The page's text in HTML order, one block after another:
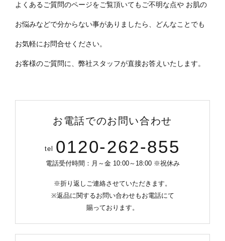
よくあるご質問のページをご覧頂いてもご不明な点や お肌の
お悩みなどで分からない事がありましたら、どんなことでも
お気軽にお問合せください。
お客様のご質問に、弊社スタッフが直接お答えいたします。
お電話でのお問い合わせ
tel 0120-262-855
電話受付時間：月～金 10:00～18:00 ※祝休み
※折り返しご連絡させていただきます。
※返品に関するお問い合わせもお電話にて
賜っております。